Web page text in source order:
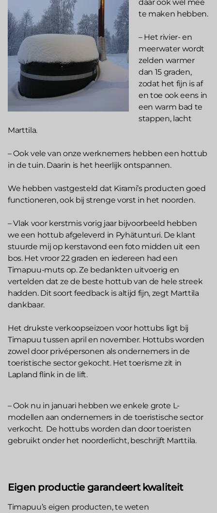
daar ook wel mee
te maken hebben.
– Het rivier- en
meerwater wordt
zelden warmer
dan 15 graden,
zodat het fijn is af
en toe ook eens in
een warm bad te
stappen, lacht
Marttila.
– Ook vele van onze werknemers hebben een hottub
in de tuin. Daarin is het heerlijk ontspannen.
We hebben vastgesteld dat Kirami’s producten goed
functioneren, ook bij strenge vorst in het noorden.
– Vlak voor kerstmis vorig jaar bijvoorbeeld hebben
we een hottub afgeleverd in Pyhätunturi. De klant
stuurde mij op kerstavond een foto midden uit een
bos. Het vroor 22 graden en iedereen had een
Timapuu-muts op. Ze bedankten uitvoerig en
vertelden dat ze de beste hottub van de hele streek
hadden. Dit soort feedback is altijd fijn, zegt Marttila
dankbaar.
Het drukste verkoopseizoen voor hottubs ligt bij
Timapuu tussen april en november. Hottubs worden
zowel door privépersonen als ondernemers in de
toeristische sector gekocht. Het toerisme zit in
Lapland flink in de lift.
– Ook nu in januari hebben we enkele grote L-
modellen aan ondernemers in de toeristische sector
verkocht. De hottubs worden dan door toeristen
gebruikt onder het noorderlicht, beschrijft Marttila.
Eigen productie garandeert kwaliteit
Timapuu’s eigen producten, te weten